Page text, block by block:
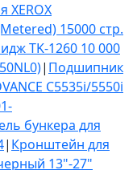
XEROX
15000 стр.
TK-1260 10 000
| Подшипник
C5535i/5550i
бункера для
| Кронштейн для
13"-27"